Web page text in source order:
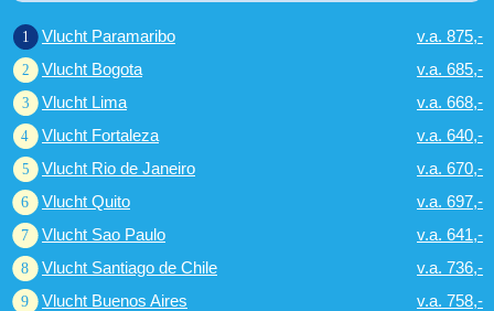
Vlucht Paramaribo
v.a. 875,-
Vlucht Bogota
v.a. 685,-
Vlucht Lima
v.a. 668,-
Vlucht Fortaleza
v.a. 640,-
Vlucht Rio de Janeiro
v.a. 670,-
Vlucht Quito
v.a. 697,-
Vlucht Sao Paulo
v.a. 641,-
Vlucht Santiago de Chile
v.a. 736,-
Vlucht Buenos Aires
v.a. 758,-